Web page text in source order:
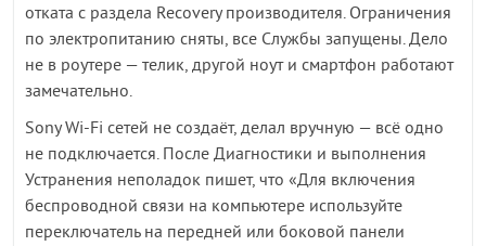
отката с раздела Recovery производителя. Ограничения
по электропитанию сняты, все Службы запущены. Дело
не в роутере — телик, другой ноут и смартфон работают
замечательно.
Sony Wi-Fi сетей не создаёт, делал вручную — всё одно
не подключается. После Диагностики и выполнения
Устранения неполадок пишет, что «Для включения
беспроводной связи на компьютере используйте
переключатель на передней или боковой панели